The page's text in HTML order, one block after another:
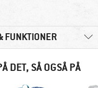
FUNKTIONER
DET, SÅ OGSÅ PÅ